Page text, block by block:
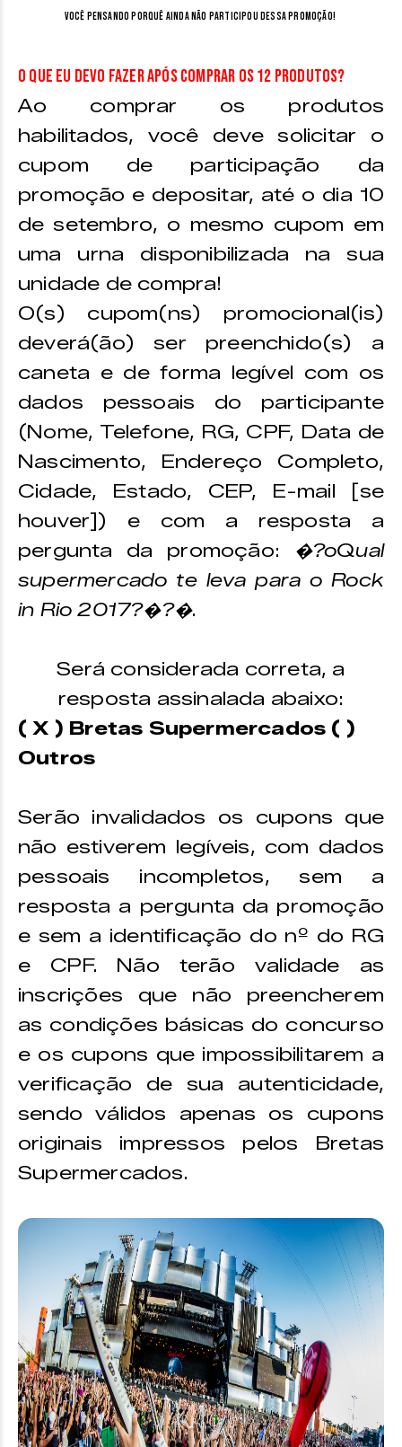
Você pensando porquê ainda não participou dessa promoção!
O que eu devo fazer após comprar os 12 produtos?
Ao comprar os produtos
habilitados, você deve solicitar o
cupom de participação da
promoção e depositar, até o dia 10
de setembro, o mesmo cupom em
uma urna disponibilizada na sua
unidade de compra!
O(s) cupom(ns) promocional(is)
deverá(ão) ser preenchido(s) a
caneta e de forma legível com os
dados pessoais do participante
(Nome, Telefone, RG, CPF, Data de
Nascimento, Endereço Completo,
Cidade, Estado, CEP, E-mail [se
houver]) e com a resposta a
pergunta da promoção:
�?oQual
supermercado te leva para o Rock
in Rio 2017?�?�.
Será considerada correta, a
resposta assinalada abaixo:
( X ) Bretas Supermercados ( )
Outros
Serão invalidados os cupons que
não estiverem legíveis, com dados
pessoais incompletos, sem a
resposta a pergunta da promoção
e sem a identificação do nº do RG
e CPF. Não terão validade as
inscrições que não preencherem
as condições básicas do concurso
e os cupons que impossibilitarem a
verificação de sua autenticidade,
sendo válidos apenas os cupons
originais impressos pelos Bretas
Supermercados.